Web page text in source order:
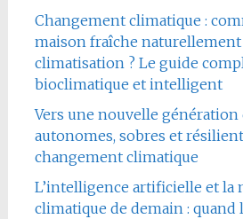
Changement climatique :
maison fraîche naturellement
climatisation ? Le guide
bioclimatique et intelligent
Vers une nouvelle génération
autonomes, sobres et
changement climatique
L’intelligence artificielle et la
climatique de demain : quand